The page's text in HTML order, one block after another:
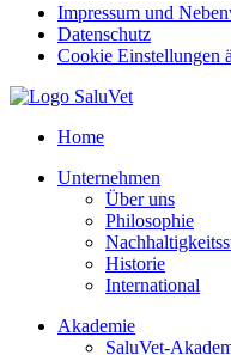
Impressum und
Datenschutz
Cookie Einstellungen
Home
Unternehmen
Über uns
Philosophie
Historie
International
Akademie
SaluVet-